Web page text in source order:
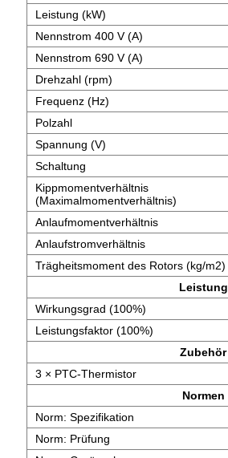
Leistung (kW)
Nennstrom 400 V (A)
Nennstrom 690 V (A)
Drehzahl (rpm)
Frequenz (Hz)
Polzahl
Spannung (V)
Schaltung
Kippmomentverhältnis
(Maximalmomentverhältnis)
Anlaufmomentverhältnis
Anlaufstromverhältnis
Trägheitsmoment des Rotors (kg/m2)
Leistung
Wirkungsgrad (100%)
Leistungsfaktor (100%)
Zubehör
3 × PTC-Thermistor
Normen
Norm: Spezifikation
Norm: Prüfung